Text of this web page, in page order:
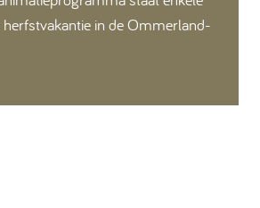
in de Ommerland-